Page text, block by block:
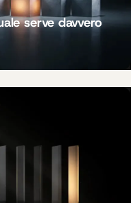
serve davvero